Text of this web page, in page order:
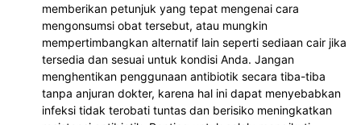
memberikan petunjuk yang tepat mengenai cara
mengonsumsi obat tersebut, atau mungkin
mempertimbangkan alternatif lain seperti sediaan cair jika
tersedia dan sesuai untuk kondisi Anda. Jangan
menghentikan penggunaan antibiotik secara tiba-tiba
tanpa anjuran dokter, karena hal ini dapat menyebabkan
infeksi tidak terobati tuntas dan berisiko meningkatkan